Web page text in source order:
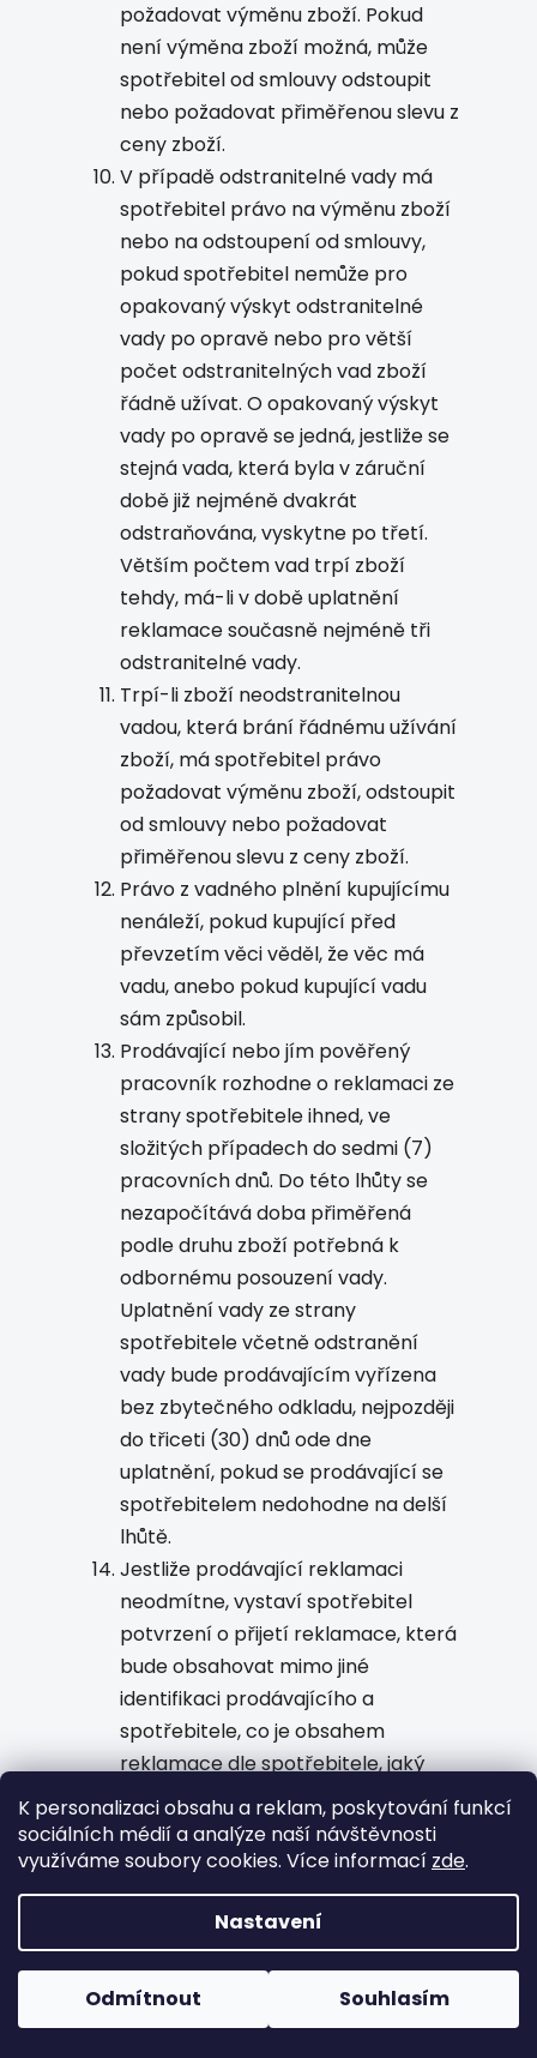
K personalizaci obsahu a reklam, poskytování funkcí
sociálních médií a analýze naší návštěvnosti
využíváme soubory cookies. Více informací zde.
Nastavení
Odmítnout Souhlasím
požadovat výměnu zboží. Pokud
není výměna zboží možná, může
spotřebitel od smlouvy odstoupit
nebo požadovat přiměřenou slevu z
ceny zboží.
V případě odstranitelné vady má
spotřebitel právo na výměnu zboží
nebo na odstoupení od smlouvy,
pokud spotřebitel nemůže pro
opakovaný výskyt odstranitelné
vady po opravě nebo pro větší
počet odstranitelných vad zboží
řádně užívat. O opakovaný výskyt
vady po opravě se jedná, jestliže se
stejná vada, která byla v záruční
době již nejméně dvakrát
odstraňována, vyskytne po třetí.
Větším počtem vad trpí zboží
tehdy, má-li v době uplatnění
reklamace současně nejméně tři
odstranitelné vady.
Trpí-li zboží neodstranitelnou
vadou, která brání řádnému užívání
zboží, má spotřebitel právo
požadovat výměnu zboží, odstoupit
od smlouvy nebo požadovat
přiměřenou slevu z ceny zboží.
Právo z vadného plnění kupujícímu
nenáleží, pokud kupující před
převzetím věci věděl, že věc má
vadu, anebo pokud kupující vadu
sám způsobil.
Prodávající nebo jím pověřený
pracovník rozhodne o reklamaci ze
strany spotřebitele ihned, ve
složitých případech do sedmi (7)
pracovních dnů. Do této lhůty se
nezapočítává doba přiměřená
podle druhu zboží potřebná k
odbornému posouzení vady.
Uplatnění vady ze strany
spotřebitele včetně odstranění
vady bude prodávajícím vyřízena
bez zbytečného odkladu, nejpozději
do třiceti (30) dnů ode dne
uplatnění, pokud se prodávající se
spotřebitelem nedohodne na delší
lhůtě.
Jestliže prodávající reklamaci
neodmítne, vystaví spotřebitel
potvrzení o přijetí reklamace, která
bude obsahovat mimo jiné
identifikaci prodávajícího a
spotřebitele, co je obsahem
reklamace dle spotřebitele, jaký
způsob vyřízení reklamace
spotřebitel požaduje, datum a místo
přijetí reklamace a podpis
prodávajícího nebo jím pověřeného
pracovníka.
Spotřebitel má právo na úhradu
účelně vynaložených nákladů
spojených s uplatněním svého